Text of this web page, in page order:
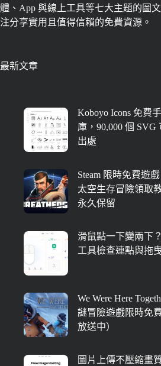
體、App 與線上工具等七大主題的圖
注分享實用且值得信賴的免費資源。
最新文章
Koboyo Icons 免費
庫，90,000 個 SVG
出處
Steam 限時免費遊戲
太空生存冒險領取
永久保留
滑鼠點一下變兩下
工具檢查連點與拖
We Were Here
謎冒險遊戲限時免
放送中）
圖片上傳不壓縮畫